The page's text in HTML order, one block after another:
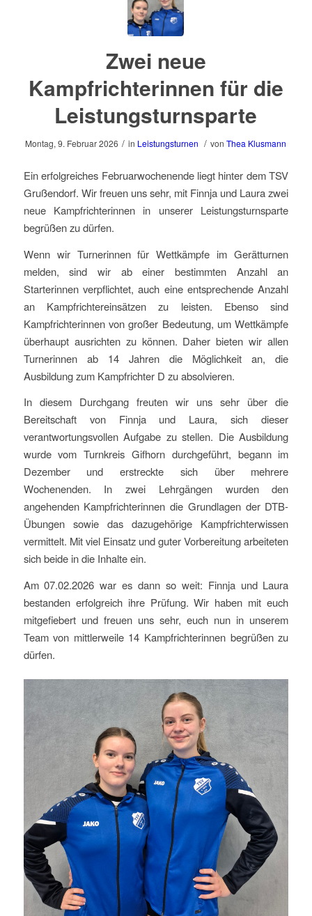
Zwei neue
Kampfrichterinnen für die
Leistungsturnsparte
Montag, 9. Februar 2026 / in Leistungsturnen / vonThea Klusmann
Ein erfolgreiches Februarwochenende liegt hinter dem TSV
Grußendorf. Wir freuen uns sehr, mit Finnja und Laura zwei
neue Kampfrichterinnen in unserer Leistungsturnsparte
begrüßen zu dürfen.
Wenn wir Turnerinnen für Wettkämpfe im Gerätturnen
melden, sind wir ab einer bestimmten Anzahl an
Starterinnen verpflichtet, auch eine entsprechende Anzahl
an Kampfrichtereinsätzen zu leisten. Ebenso sind
Kampfrichterinnen von großer Bedeutung, um Wettkämpfe
überhaupt ausrichten zu können. Daher bieten wir allen
Turnerinnen ab 14 Jahren die Möglichkeit an, die
Ausbildung zum Kampfrichter D zu absolvieren.
In diesem Durchgang freuten wir uns sehr über die
Bereitschaft von Finnja und Laura, sich dieser
verantwortungsvollen Aufgabe zu stellen. Die Ausbildung
wurde vom Turnkreis Gifhorn durchgeführt, begann im
Dezember und erstreckte sich über mehrere
Wochenenden. In zwei Lehrgängen wurden den
angehenden Kampfrichterinnen die Grundlagen der DTB-
Übungen sowie das dazugehörige Kampfrichterwissen
vermittelt. Mit viel Einsatz und guter Vorbereitung arbeiteten
sich beide in die Inhalte ein.
Am 07.02.2026 war es dann so weit: Finnja und Laura
bestanden erfolgreich ihre Prüfung. Wir haben mit euch
mitgefiebert und freuen uns sehr, euch nun in unserem
Team von mittlerweile 14 Kampfrichterinnen begrüßen zu
dürfen.